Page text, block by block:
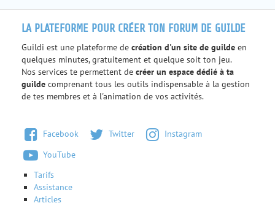
LA PLATEFORME POUR CRÉER TON FORUM DE GUILDE
Guildi est une plateforme de création d'un site de guilde en
quelques minutes, gratuitement et quelque soit ton jeu.
Nos services te permettent de créer un espace dédié à ta
guilde comprenant tous les outils indispensable à la gestion
de tes membres et à l'animation de vos activités.
Facebook Twitter
Instagram
YouTube
Tarifs
Assistance
Articles